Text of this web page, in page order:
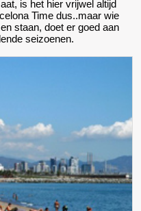
is het hier vrijwel altijd
Time dus..maar wie
staan, doet er goed aan
seizoenen.